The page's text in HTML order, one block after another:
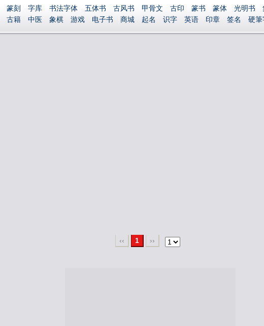
篆刻 字库 书法字体 五体书 古风书 甲骨文 古印 篆书 篆体 光明书
古籍 中医 象棋 游戏 电子书 商城 起名 识字 英语 印章 签名
硬筆
‹‹ 1 ››